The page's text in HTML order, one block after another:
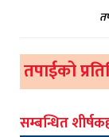
तपाईको
सम्बन्धित